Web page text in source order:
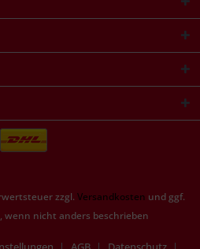
zzgl. Versandkosten und ggf.
wenn nicht anders beschrieben